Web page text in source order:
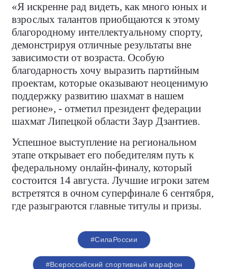
«Я искренне рад видеть, как много юных и
взрослых талантов приобщаются к этому
благородному интеллектуальному спорту,
демонстрируя отличные результаты вне
зависимости от возраста. Особую
благодарность хочу выразить партийным
проектам, которые оказывают неоценимую
поддержку развитию шахмат в нашем
регионе», - отметил президент федерации
шахмат Липецкой области Заур Дзантиев.
Успешное выступление на региональном
этапе открывает его победителям путь к
федеральному онлайн-финалу, который
состоится 14 августа. Лучшие игроки затем
встретятся в очном суперфинале 6 сентября,
где разыграются главные титулы и призы.
#СилаРоссии
#Всероссийский спортивный марафон